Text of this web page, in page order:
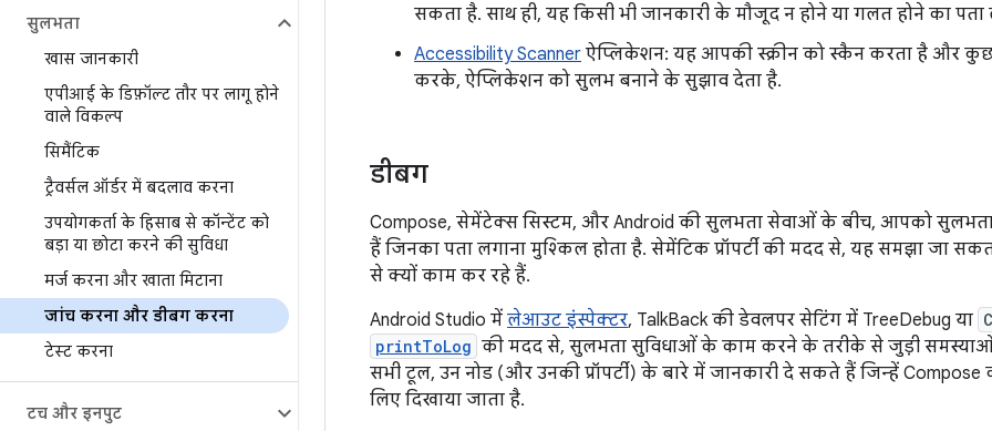
सुलभता
खास जानकारी
एपीआई के डिफ़ॉल्ट तौर पर लागू होने
वाले विकल्प
सिमैंटिक
ट्रैवर्सल ऑर्डर में बदलाव करना
उपयोगकर्ता के हिसाब से कॉन्टेंट को
बड़ा या छोटा करने की सुविधा
मर्ज करना और खाता मिटाना
जांच करना और डीबग करना
टेस्ट करना
टच और इनपुट
सकता है. साथ ही, यह किसी भी जानकारी के मौजूद न होने या गलत होने का
Accessibility Scanner ऐप्लिकेशन: यह आपकी स्क्रीन को स्कैन करता है और
करके, ऐप्लिकेशन को सुलभ बनाने के सुझाव देता है.
डीबग
Compose, सेमेंटेक्स सिस्टम, और Android की सुलभता सेवाओं के बीच, आपको
हैं जिनका पता लगाना मुश्किल होता है. सेमेंटिक प्रॉपर्टी की मदद से, यह समझा जा
से क्यों काम कर रहे हैं.
Android Studio में लेआउट इंस्पेक्टर, TalkBack की डेवलपर सेटिंग में TreeDebug या
printToLog की मदद से, सुलभता सुविधाओं के काम करने के तरीके से जुड़ी समस्याओं
सभी टूल, उन नोड (और उनकी प्रॉपर्टी) के बारे में जानकारी दे सकते हैं जिन्हें
लिए दिखाया जाता है.